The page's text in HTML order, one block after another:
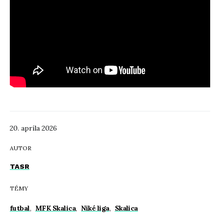
20. apríla 2026
AUTOR
TASR
TÉMY
futbal, MFK Skalica, Niké liga, Skalica